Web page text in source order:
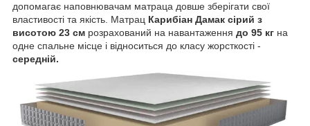
допомагає наповнювачам матраца довше зберігати свої
властивості та якість. Матрац Карибіан Дамак сірий з
висотою 23 см розрахований на навантаження до 95 кг на
одне спальне місце і відноситься до класу жорсткості -
середній.